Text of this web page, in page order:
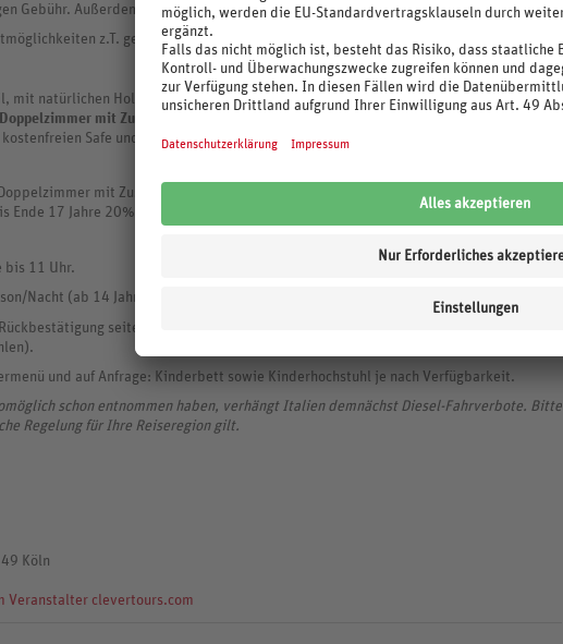
Gebühr. Außerdem steht Ihnen kostenfrei ein Fahrrad- bzw. Skikeller zur Verfügung.
z.T. gegen Gebühr.
mit natürlichen Holzmöbeln eingerichtetenDoppelzimmer Standard(ca. 20 m², min.
Doppelzimmer mit Zustellbett
(ca. 20 m², min. 2/max. 2 Vollzahler + 1 Kind) verfügen
kostenfreien Safe und Balkon.
mit Zustellbett mit 2 Vollzahlern: bis Ende 5 Jahre 100%, von 6 bis Ende
Ende 17 Jahre 20%.
bis 11 Uhr.
Nacht (ab 14 Jahren, vor Ort zu zahlen).
seitens Hoteliers (zwingend) erforderlich, Kosten ca. € 5.- pro Tier/Tag
und auf Anfrage: Kinderbett sowie Kinderhochstuhl je nach Verfügbarkeit.
schon entnommen haben, verhängt Italien demnächst Diesel-Fahrverbote. Bitte
Regelung für Ihre Reiseregion gilt.
Köln
Veranstalter clevertours.com